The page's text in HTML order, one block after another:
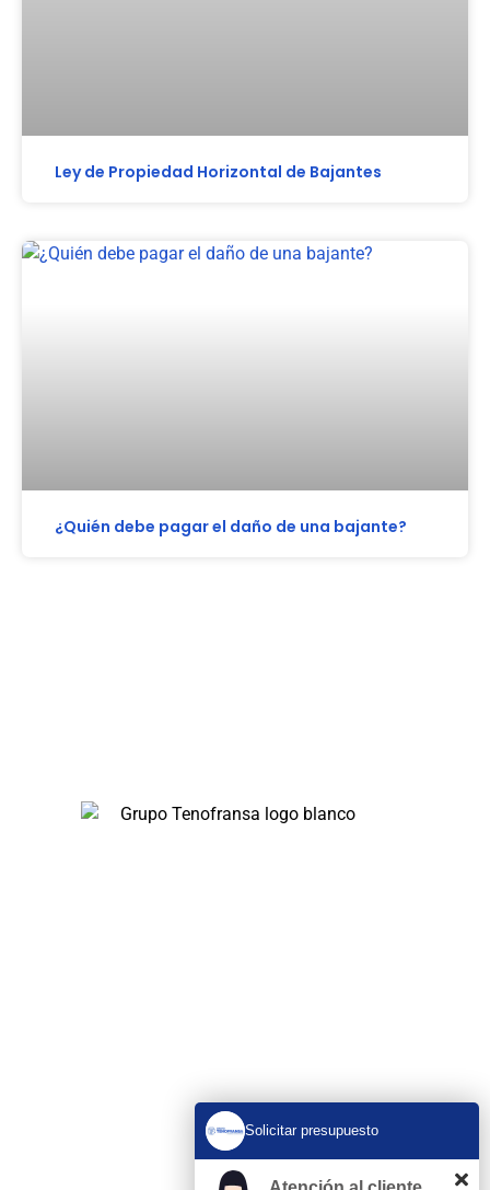
Ley de Propiedad Horizontal de Bajantes
¿Quién debe pagar el daño de una bajante?
Limpieza y vaciado de fosas sépticas
Solicitar presupuesto